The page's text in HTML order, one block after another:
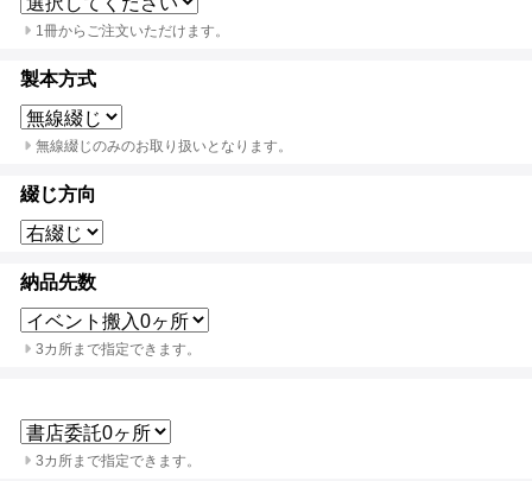
1冊からご注文いただけます。
製本方式
無線綴じのみのお取り扱いとなります。
綴じ方向
納品先数
3カ所まで指定できます。
3カ所まで指定できます。